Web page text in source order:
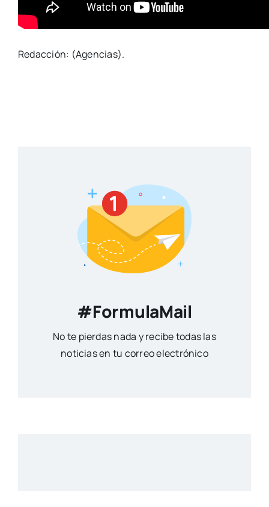
Redacción: (Agencias).
#FormulaMail
No te pierdas nada y recibe todas las
noticias en tu correo electrónico